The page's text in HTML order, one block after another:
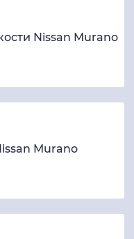
Nissan Murano
Murano